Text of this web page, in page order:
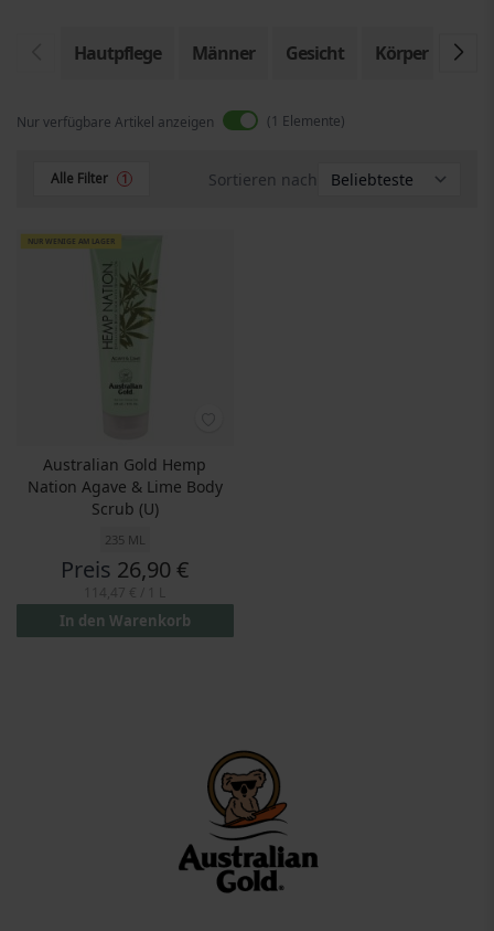
Hautpflege Männer Gesicht Körper
Nur verfügbare Artikel anzeigen 1 Elemente
Alle Filter 1 Sortieren nach
NUR WENIGE AM LAGER
Australian Gold Hemp
Nation Agave & Lime Body
Scrub (U)
235 ML
Preis 26,90 €
In den Warenkorb